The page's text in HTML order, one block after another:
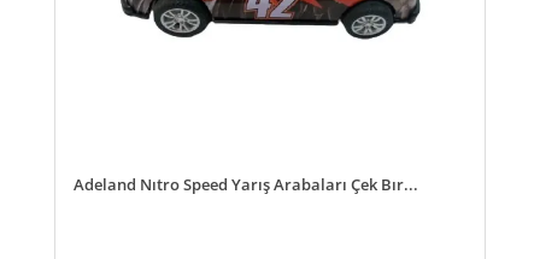
Adeland Nıtro Speed Yarış Arabaları Çek Bır...